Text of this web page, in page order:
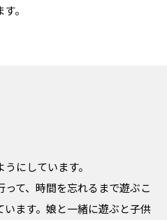
。
にしています。
て、時間を忘れるまで遊ぶこ
います。娘と一緒に遊ぶと子供